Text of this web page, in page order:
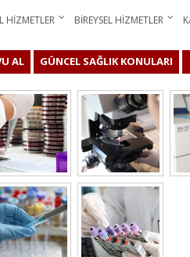
HIZMETLER BIREYSEL HIZMETLER
AL GÜNCEL SAĞLIK KONULARI